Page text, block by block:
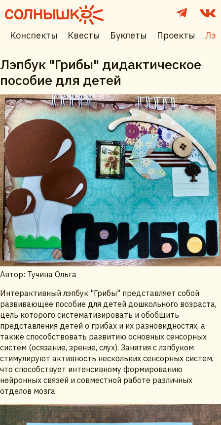
Конспекты Квесты Буклеты Проекты
Лэпбук "Грибы" дидактическое
пособие для детей
Автор: Тучина Ольга
Интерактивный лэпбук "Грибы" представляет собой
развивающее пособие для детей дошкольного возраста,
цель которого систематизировать и обобщить
представления детей о грибах и их разновидностях, а
также способствовать развитию основных сенсорных
систем (осязание, зрение, слух). Занятия с лэпбуком
стимулируют активность нескольких сенсорных систем,
что способствует интенсивному формированию
нейронных связей и совместной работе различных
отделов мозга.